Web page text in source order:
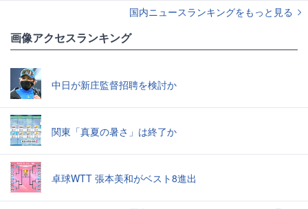
国内ニュースランキングをもっと見る
画像アクセスランキング
中日が新庄監督招聘を検討か
関東「真夏の暑さ」は終了か
卓球WTT 張本美和がベスト8進出